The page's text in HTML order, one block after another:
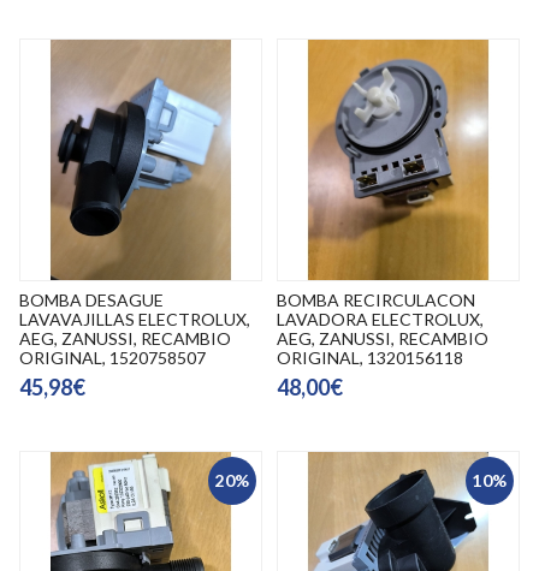
BOMBA DESAGUE
LAVAVAJILLAS ELECTROLUX,
AEG, ZANUSSI, RECAMBIO
ORIGINAL, 1520758507
45,98€
BOMBA RECIRCULACON
LAVADORA ELECTROLUX,
AEG, ZANUSSI, RECAMBIO
ORIGINAL, 1320156118
48,00€
20% 10%